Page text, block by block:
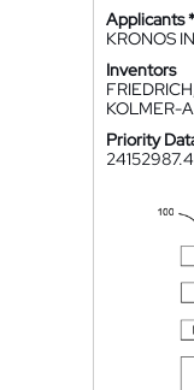
Applicants
KRONOS
Inventors
KOLMER-
Priority
24152987.4